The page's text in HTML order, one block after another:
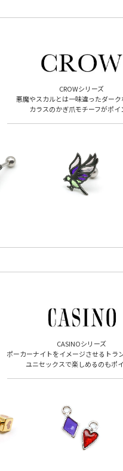
CROWシリーズ
悪魔やスカルとは一味違ったダーク
カラスのかぎ爪モチーフがポイ
CASINOシリーズ
ポーカーナイトをイメージさせるトラ
ユニセックスで楽しめるのもポ